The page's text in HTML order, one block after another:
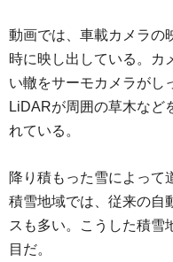
動画では、車載カメラの
時に映し出している。カ
い轍をサーモカメラがし
LiDARが周囲の草木など
れている。
降り積もった雪によって
積雪地域では、従来の自
スも多い。こうした積雪
目だ。